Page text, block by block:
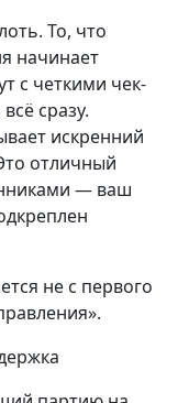
То, что
начинает
с четкими чек-
сразу.
искренний
отличный
— ваш
не с первого